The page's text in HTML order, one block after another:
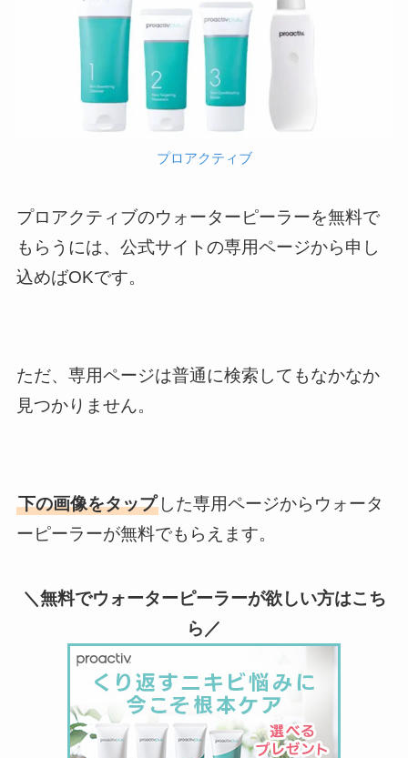
プロアクティブ
プロアクティブのウォーターピーラーを無料で
もらうには、公式サイトの専用ページから申し
込めばOKです。
ただ、専用ページは普通に検索してもなかなか
見つかりません。
下の画像をタップした専用ページからウォータ
ーピーラーが無料でもらえます。
＼無料でウォーターピーラーが欲しい方はこち
ら／